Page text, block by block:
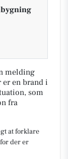
melding
er en brand i
som
fra
at forklare
der er